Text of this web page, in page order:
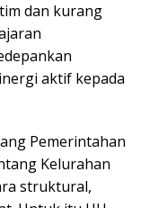
dan kurang
aktif kepada
Pemerintahan
Kelurahan
struktural,